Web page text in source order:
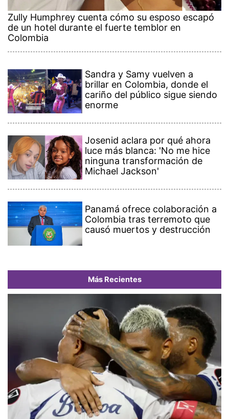
Zully Humphrey cuenta cómo su esposo escapó
de un hotel durante el fuerte temblor en
Colombia
Sandra y Samy vuelven a
brillar en Colombia, donde el
cariño del público sigue siendo
enorme
Josenid aclara por qué ahora
luce más blanca: 'No me hice
ninguna transformación de
Michael Jackson'
Panamá ofrece colaboración a
Colombia tras terremoto que
causó muertos y destrucción
Más Recientes